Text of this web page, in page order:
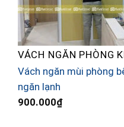
VÁCH NGĂN PHÒNG
Vách ngăn mùi phòng
ngăn lạnh
900.000₫